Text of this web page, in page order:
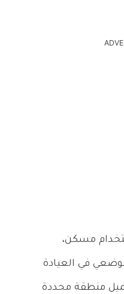
مسكن،
في العيادة
منطقة محددة